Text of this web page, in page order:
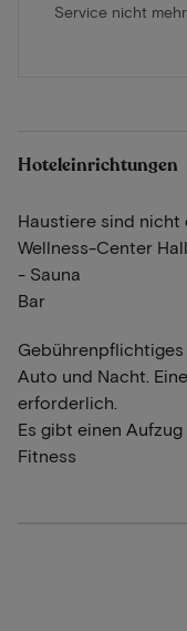
Service nicht
Hoteleinrichtungen
Haustiere sind nicht
Wellness-Center
- Sauna
Bar
Auto und Nacht.
erforderlich.
Es gibt einen Aufzug
Fitness